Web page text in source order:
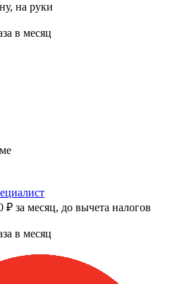
на руки
в месяц
₽ за месяц, до вычета налогов
в месяц